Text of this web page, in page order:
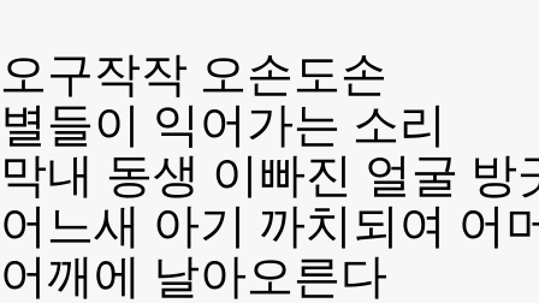
오구작작 오손도손
별들이 익어가는 소리
막내 동생 이빠진 얼굴 방
어느새 아기 까치되여 어
어깨에 날아오른다